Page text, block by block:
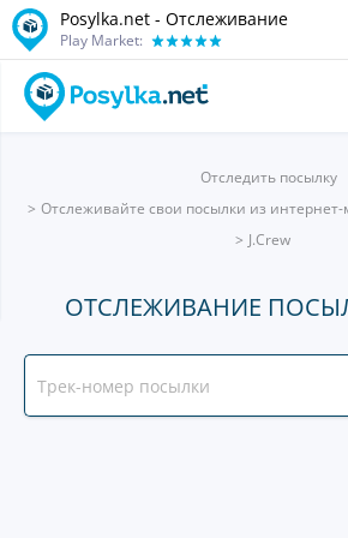
Posylka.net - Отслеживание
Play Market:
Отследить посылку
Отслеживайте свои посылки из
J.Crew
ОТСЛЕЖИВАНИЕ